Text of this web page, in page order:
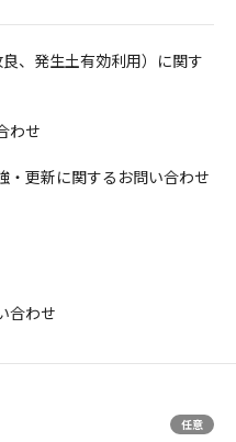
、発生土有効利用）に関す
わせ
・更新に関するお問い合わせ
合わせ